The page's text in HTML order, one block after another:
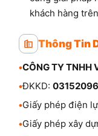
khách hàng
Thông Tin
•CÔNG TY TNHH
•ĐKKD:
•Giấy phép điện
•Giấy phép xây